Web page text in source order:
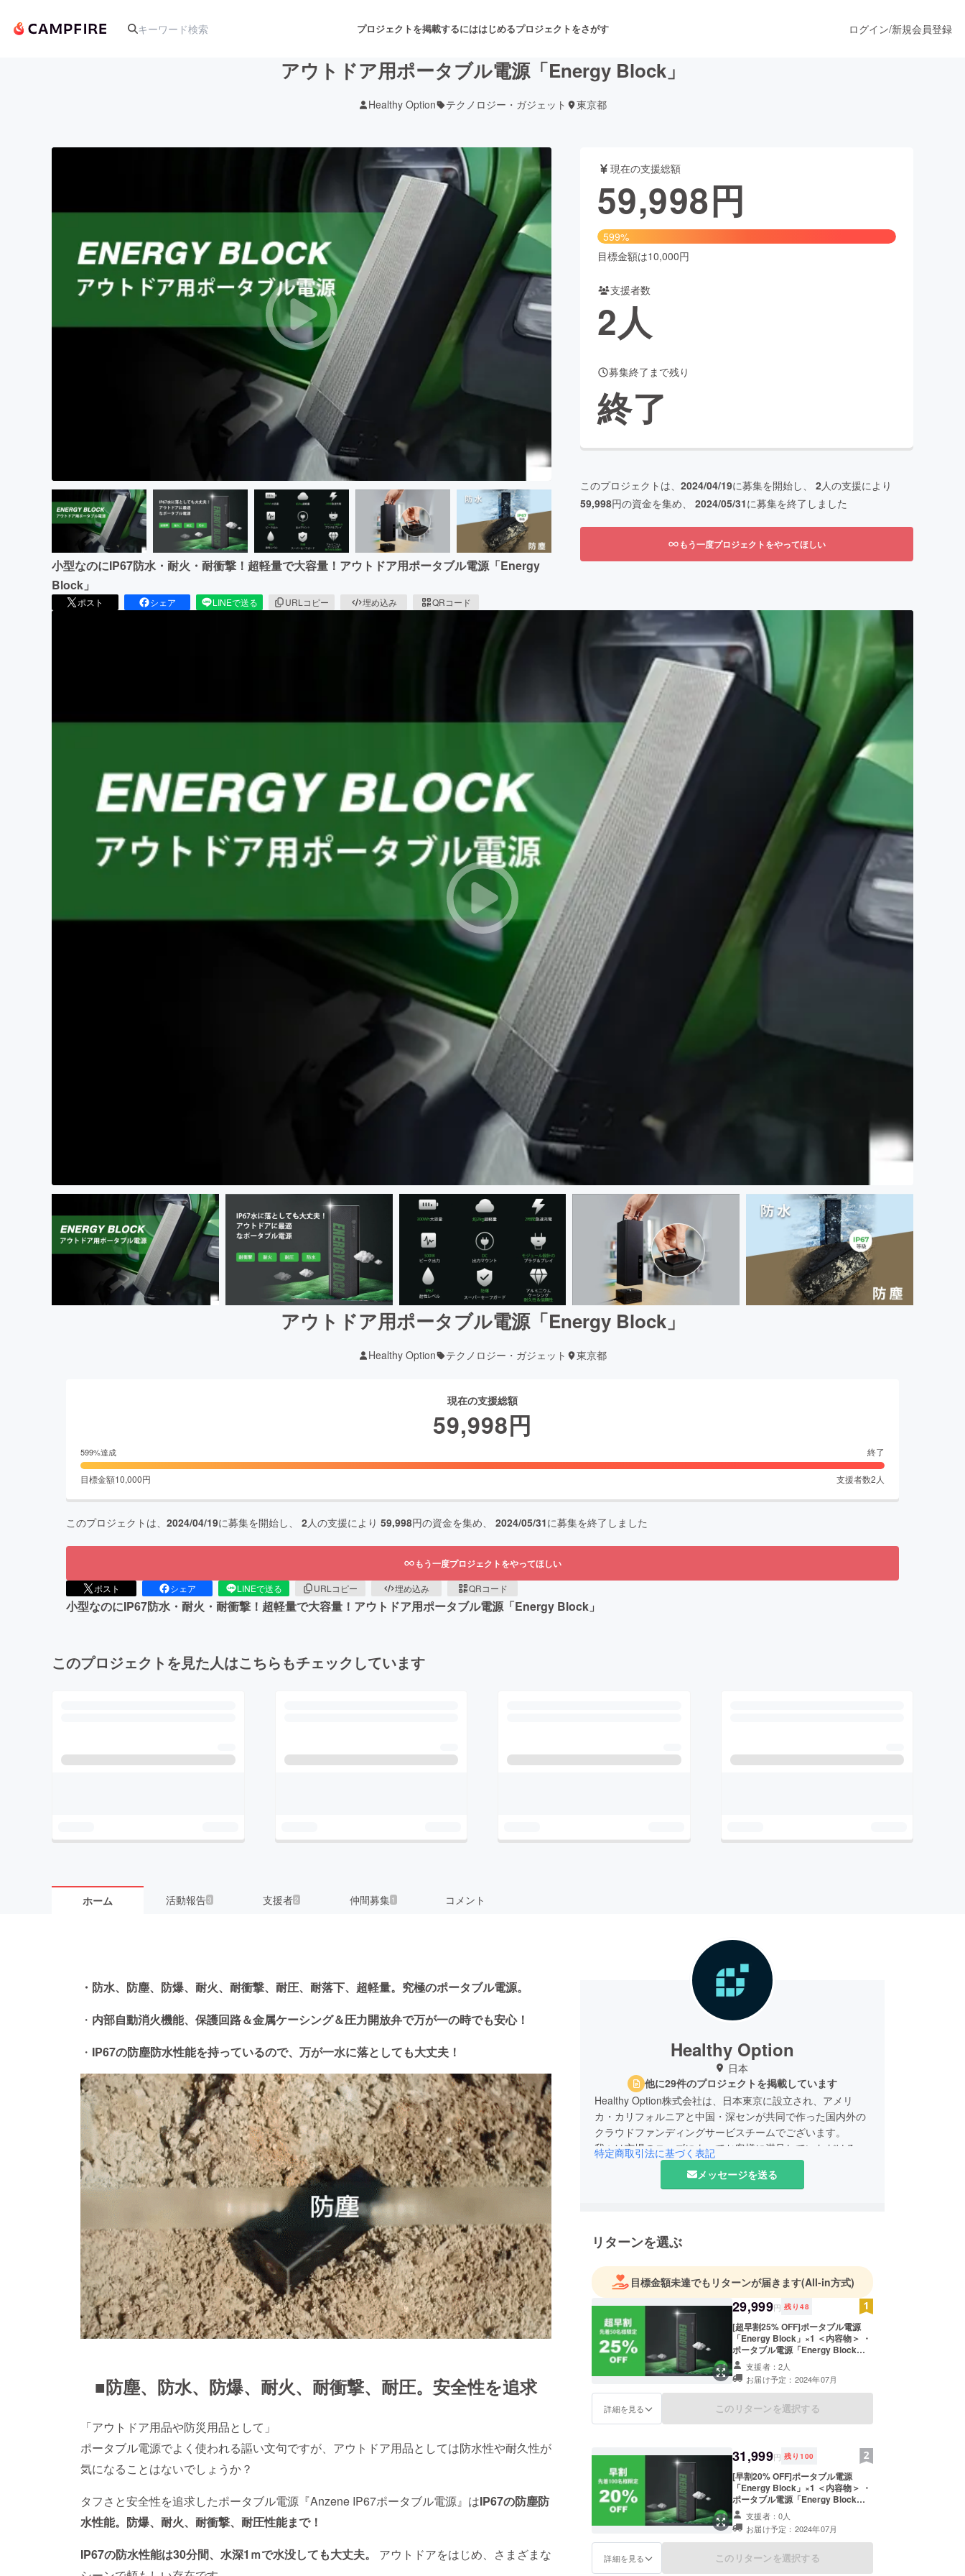
プロジェクトを掲載するにははじめるプロジェクトをさがす
舞台・パフォーマンス
テクノロジー・ガジェット ゲーム・サービス開発 フード・飲食店 ファッション
映像・映画 書籍・雑誌出版
ビジネス・起業 チャレンジ ビューティー・ヘルスケア
CAMPFIRE for Social Good
CAMPFIREふるさと納税machi-ya
ログイン/新規会員登録
アウトドア用ポータブル電源「Energy Block」
Healthy Option テクノロジー・ガジェット 東京都
小型なのにIP67防水・耐火・耐衝撃！超軽量で大容量！アウトドア用ポータブル電源「Energy
Block」
ポスト シェア LINEで送る URLコピー 埋め込み QRコード
現在の支援総額
59,998円
599%
目標金額は10,000円
支援者数
2人
募集終了まで残り
終了
このプロジェクトは、 2024/04/19に募集を開始し、 2人の支援により
59,998円の資金を集め、 2024/05/31に募集を終了しました
もう一度プロジェクトをやってほしい
アウトドア用ポータブル電源「Energy Block」
Healthy Option テクノロジー・ガジェット 東京都
現在の支援総額
59,998円
599%達成 終了
目標金額10,000円 支援者数2 人
このプロジェクトは、 2024/04/19に募集を開始し、 2人の支援により 59,998円の資金を集め、 2024/05/31に募集を終了しました
もう一度プロジェクトをやってほしい
ポスト シェア LINEで送る URLコピー 埋め込み QRコード
小型なのにIP67防水・耐火・耐衝撃！超軽量で大容量！アウトドア用ポータブル電源「Energy Block」
このプロジェクトを見た人はこちらもチェックしています
ホーム 活動報告3 支援者2 仲間募集 1 コメント
・防水、防塵、防爆、耐火、耐衝撃、耐圧、耐落下、超軽量。究極のポータブル電源。
・ 内部自動消火機能、保護回路＆金属ケーシング＆圧力開放弁で万が一の時でも安心！
・ IP67の防塵防水性能を持っているので、万が一水に落としても大丈夫！
■防塵、防水、防爆、耐火、耐衝撃、耐圧。安全性を追求
「アウトドア用品や防災用品として」
ポータブル電源でよく使われる謳い文句ですが、アウトドア用品としては防水性や耐久性が
気になることはないでしょうか？
タフさと安全性を追求したポータブル電源『Anzene IP67ポータブル電源』はIP67の防塵防
水性能。防爆、耐火、耐衝撃、耐圧性能まで！
IP67の防水性能は30分間、水深1ｍで水没しても大丈夫。
アウトドアをはじめ、さまざまな
Healthy Option
日本
他に29件のプロジェクトを掲載しています
Healthy Option株式会社は、日本東京に設立され、アメリ
カ・カリフォルニアと中国・深センが共同で作った国内外の
クラウドファンディングサービスチームでございます。
我々は市場のニーズによってお客様に満足していただける、
高品質で安全、安心な商品やサービスを提供することをめざ
しております。スマートハードウェア、3Cデジタルなどの革
特定商取引法に基づく表記
メッセージを送る
リターンを選ぶ
目標金額未達でもリターンが届きます(All-in方式)
29,999円 残り 48
[超早割25% OFF]ポータブル電源
「Energy Block」×1 ＜内容物＞ ・
ポータブル電源「Energy Block」
本体×1 ・ACアダプター×1 ・DC出
力マウント×1 ※送料込の価格となり
ます。 ※一般販売予定価格39,999
円。
支援者：2人
お届け予定：2024年07月
詳細を見る このリターンを選択する
31,999円 残り 100
[早割20% OFF]ポータブル電源
「Energy Block」×1 ＜内容物＞ ・
ポータブル電源「Energy Block」
本体×1 ・ACアダプター×1 ・DC出
力マウント×1 ※送料込の価格となり
ます。 ※一般販売予定価格39,999
円。
支援者：0人
お届け予定：2024年07月
詳細を見る このリターンを選択する